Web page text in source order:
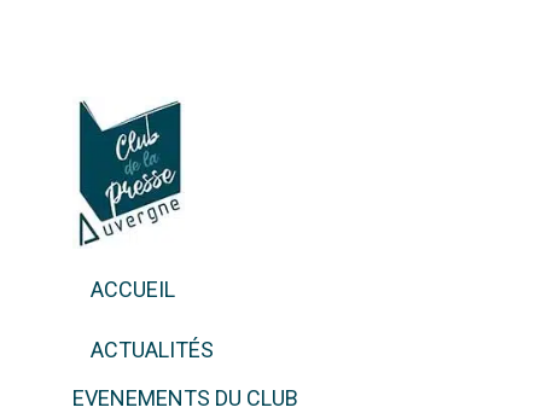
ACCUEIL
ACTUALITÉS
EVENEMENTS DU CLUB